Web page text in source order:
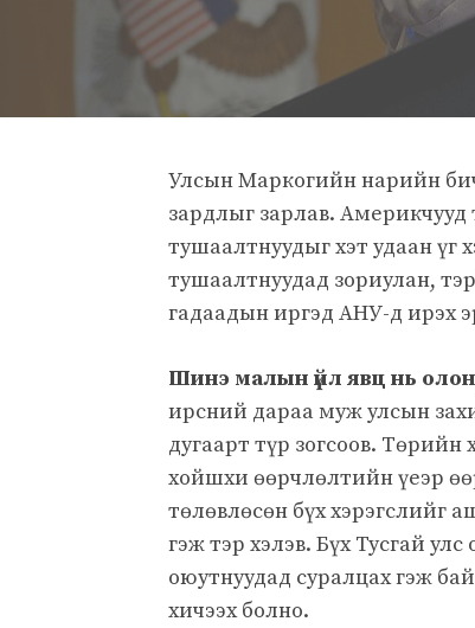
Улсын Маркогийн нарийн
зардлыг зарлав. Америкчууд
тушаалтнуудыг хэт удаан үг
тушаалтнуудад зориулан,
гадаадын иргэд АНУ-д ирэх
Шинэ малын үйл явц нь
ирсний дараа муж улсын
дугаарт түр зогсоов.
хойшхи өөрчлөлтийн үеэр
төлөвлөсөн бүх хэрэгслийг
гэж тэр хэлэв. Бүх Тусгай
оюутнуудад суралцах гэж
хичээх болно.